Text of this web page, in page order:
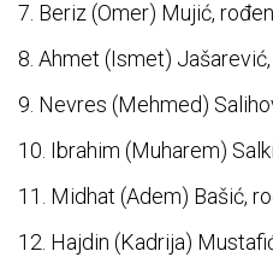
7. Beriz (Omer) Mujić,
8. Ahmet (Ismet)
9. Nevres (Mehmed)
10. Ibrahim (Muharem)
11. Midhat (Adem) Bašić,
12. Hajdin (Kadrija)